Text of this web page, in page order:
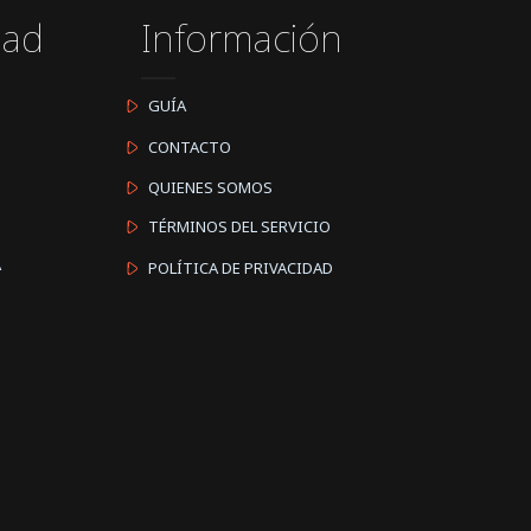
Información
GUÍA
CONTACTO
QUIENES SOMOS
TÉRMINOS DEL SERVICIO
POLÍTICA DE PRIVACIDAD